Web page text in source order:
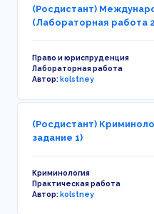
(Росдистант)
(Лабораторная работа
Право и юриспруденция
Лабораторная работа
Автор:kolstney
(Росдистант)
задание 1)
Криминология
Практическая работа
Автор:kolstney